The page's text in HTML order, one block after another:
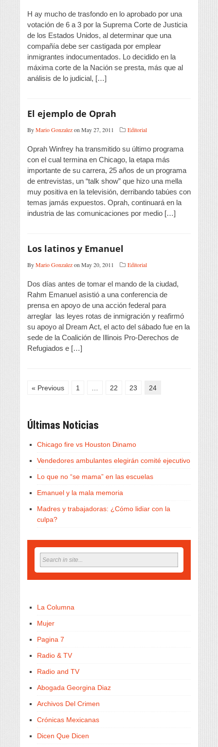
H ay mucho de trasfondo en lo aprobado por una
votación de 6 a 3 por la Suprema Corte de Justicia
de los Estados Unidos, al determinar que una
compañía debe ser castigada por emplear
inmigrantes indocumentados. Lo decidido en la
máxima corte de la Nación se presta, más que al
análisis de lo judicial, […]
El ejemplo de Oprah
ByMario Gonzalezon May 27, 2011 Editorial
Oprah Winfrey ha transmitido su último programa
con el cual termina en Chicago, la etapa más
importante de su carrera, 25 años de un programa
de entrevistas, un “talk show” que hizo una mella
muy positiva en la televisión, derribando tabúes con
temas jamás expuestos. Oprah, continuará en la
industria de las comunicaciones por medio […]
Los latinos y Emanuel
ByMario Gonzalezon May 20, 2011 Editorial
Dos días antes de tomar el mando de la ciudad,
Rahm Emanuel asistió a una conferencia de
prensa en apoyo de una acción federal para
arreglar las leyes rotas de inmigración y reafirmó
su apoyo al Dream Act, el acto del sábado fue en la
sede de la Coalición de Illinois Pro-Derechos de
Refugiados e […]
« Previous 1 22 23 24
Últimas Noticias
Chicago fire vs Houston Dinamo
Vendedores ambulantes elegirán comité ejecutivo
Lo que no “se mama” en las escuelas
Emanuel y la mala memoria
Madres y trabajadoras: ¿Cómo lidiar con la
culpa?
La Columna
Mujer
Pagina 7
Radio & TV
Radio and TV
Abogada Georgina Diaz
Archivos Del Crimen
Crónicas Mexicanas
Dicen Que Dicen